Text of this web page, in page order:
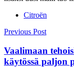
Citroën
Post
navigation
Previous Post
Vaalimaan
käytössä paljon